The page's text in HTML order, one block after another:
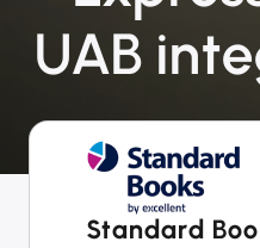
UAB
Standard